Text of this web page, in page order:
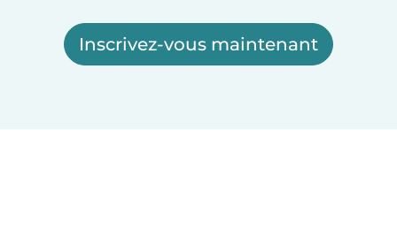
Inscrivez-vous maintenant